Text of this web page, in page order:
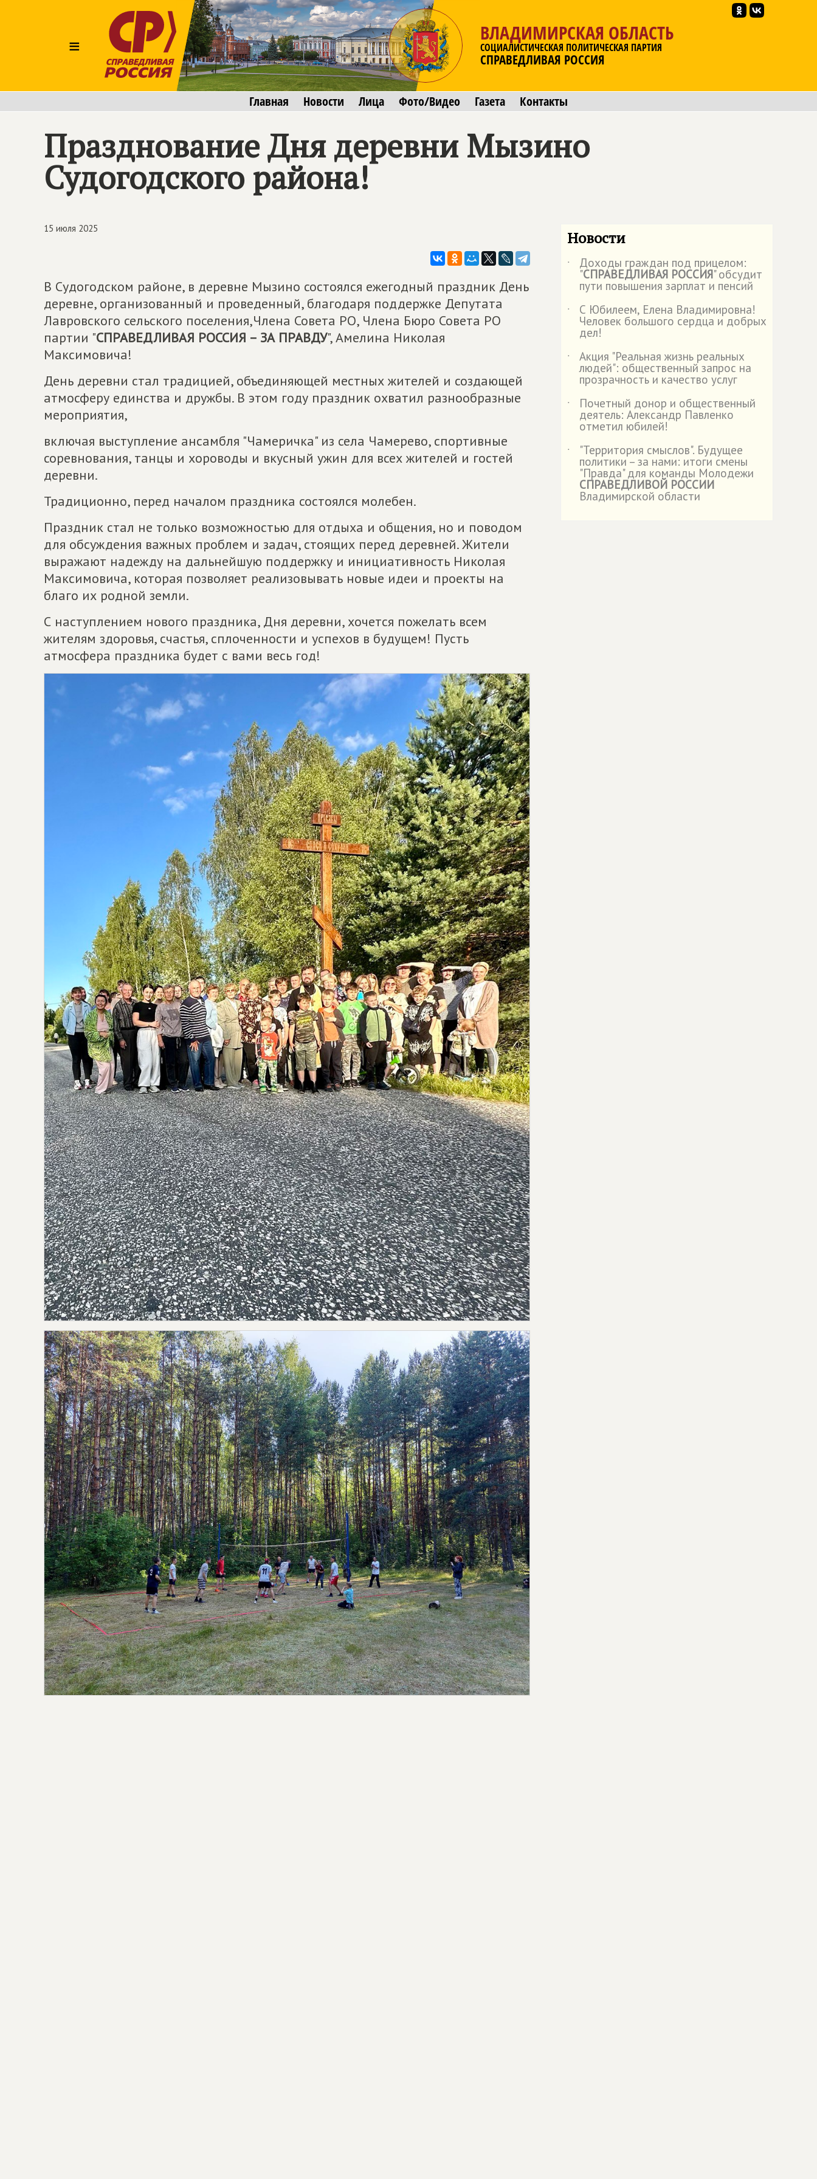
≡
ВЛАДИМИРСКАЯ ОБЛАСТЬ
СОЦИАЛИСТИЧЕСКАЯ ПОЛИТИЧЕСКАЯ ПАРТИЯ
СПРАВЕДЛИВАЯ РОССИЯ
Главная Новости Лица Фото/Видео Газета Контакты
Празднование Дня деревни Мызино
Судогодского района!
15 июля 2025
В Судогодском районе, в деревне Мызино состоялся ежегодный праздник День
деревне, организованный и проведенный, благодаря поддержке Депутата
Лавровского сельского поселения,Члена Совета РО, Члена Бюро Совета РО
партии "СПРАВЕДЛИВАЯ РОССИЯ – ЗА ПРАВДУ", Амелина Николая
Максимовича!
День деревни стал традицией, объединяющей местных жителей и создающей
атмосферу единства и дружбы. В этом году праздник охватил разнообразные
мероприятия,
включая выступление ансамбля "Чамеричка" из села Чамерево, спортивные
соревнования, танцы и хороводы и вкусный ужин для всех жителей и гостей
деревни.
Традиционно, перед началом праздника состоялся молебен.
Праздник стал не только возможностью для отдыха и общения, но и поводом
для обсуждения важных проблем и задач, стоящих перед деревней. Жители
выражают надежду на дальнейшую поддержку и инициативность Николая
Максимовича, которая позволяет реализовывать новые идеи и проекты на
благо их родной земли.
С наступлением нового праздника, Дня деревни, хочется пожелать всем
жителям здоровья, счастья, сплоченности и успехов в будущем! Пусть
атмосфера праздника будет с вами весь год!
Новости
˙ Доходы граждан под прицелом:
"СПРАВЕДЛИВАЯ РОССИЯ" обсудит
пути повышения зарплат и пенсий
˙
С Юбилеем, Елена Владимировна!
Человек большого сердца и добрых
дел!
˙
Акция "Реальная жизнь реальных
людей": общественный запрос на
прозрачность и качество услуг
˙
Почетный донор и общественный
деятель: Александр Павленко
отметил юбилей!
˙
"Территория смыслов". Будущее
политики – за нами: итоги смены
"Правда" для команды Молодежи
СПРАВЕДЛИВОЙ РОССИИ
Владимирской области